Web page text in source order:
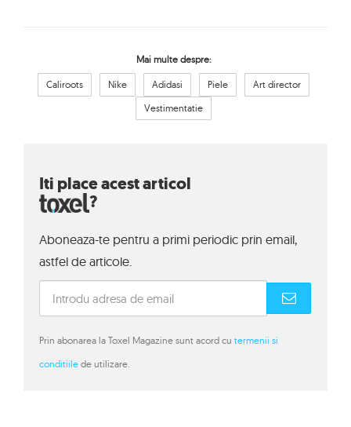
Mai multe despre:
Caliroots Nike Adidasi Piele
Art director
Vestimentatie
Iti place acest articol
?
Aboneaza-te pentru a primi periodic prin email,
astfel de articole.
Prin abonarea la Toxel Magazine sunt acord cu termenii si
conditiile de utilizare.